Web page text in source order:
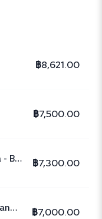
฿8,621.00
฿7,500.00
The Raweekanlaya - Bangkok - Wellness Cuisine Resort ฿7,300.00
Rembrandt Hotel Bangkok ฿7,000.00